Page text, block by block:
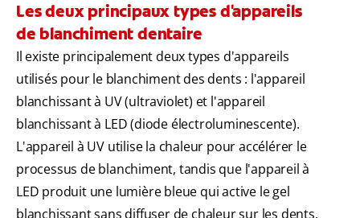
Les deux principaux types d'appareils
de blanchiment dentaire
Il existe principalement deux types d'appareils
utilisés pour le blanchiment des dents : l'appareil
blanchissant à UV (ultraviolet) et l'appareil
blanchissant à LED (diode électroluminescente).
L'appareil à UV utilise la chaleur pour accélérer le
processus de blanchiment, tandis que l'appareil à
LED produit une lumière bleue qui active le gel
blanchissant sans diffuser de chaleur sur les dents.